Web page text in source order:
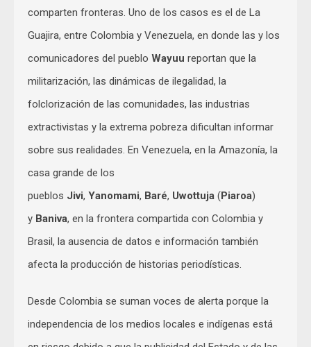
comparten fronteras. Uno de los casos es el de La
Guajira, entre Colombia y Venezuela, en donde las y los
comunicadores del pueblo Wayuu reportan que la
militarización, las dinámicas de ilegalidad, la
folclorización de las comunidades, las industrias
extractivistas y la extrema pobreza dificultan informar
sobre sus realidades. En Venezuela, en la Amazonía, la
casa grande de los
pueblos Jivi, Yanomami, Baré, Uwottuja (Piaroa)
y Baniva, en la frontera compartida con Colombia y
Brasil, la ausencia de datos e información también
afecta la producción de historias periodísticas.
Desde Colombia se suman voces de alerta porque la
independencia de los medios locales e indígenas está